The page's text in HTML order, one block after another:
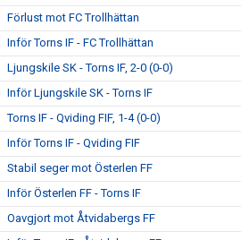
Förlust mot FC Trollhättan
Inför Torns IF - FC Trollhättan
Ljungskile SK - Torns IF, 2-0 (0-0)
Inför Ljungskile SK - Torns IF
Torns IF - Qviding FIF, 1-4 (0-0)
Inför Torns IF - Qviding FIF
Stabil seger mot Österlen FF
Inför Österlen FF - Torns IF
Oavgjort mot Åtvidabergs FF